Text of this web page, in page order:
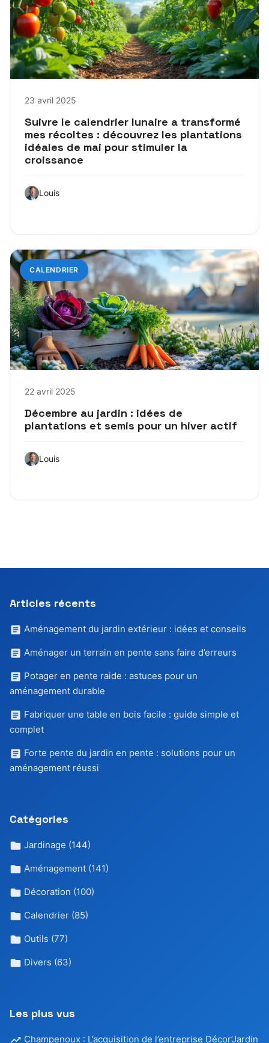
23 avril 2025
Suivre le calendrier lunaire a transformé
mes récoltes : découvrez les plantations
idéales de mai pour stimuler la
croissance
Louis
CALENDRIER
22 avril 2025
Décembre au jardin : idées de
plantations et semis pour un hiver actif
Louis
Articles récents
Aménagement du jardin extérieur : idées et conseils
Aménager un terrain en pente sans faire d’erreurs
Potager en pente raide : astuces pour un
aménagement durable
Fabriquer une table en bois facile : guide simple et
complet
Forte pente du jardin en pente : solutions pour un
aménagement réussi
Catégories
Jardinage (144)
Aménagement (141)
Décoration (100)
Calendrier (85)
Outils (77)
Divers (63)
Les plus vus
Champenoux : L’acquisition de l’entreprise Décor’Jardin